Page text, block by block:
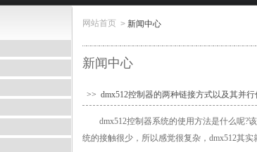
网站首页 > 新闻中心
新闻中心
>> dmx512控制器的两种链接方式以及其并
dmx512控制器系统的使用方法是什么呢?
统的接触很少，所以感觉很复杂，dmx512其